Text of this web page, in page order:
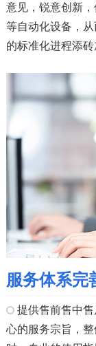
意见，锐意创新
等自动化设备，
的标准化进程添砖
服务体系完
提供售前售中
心的服务宗旨，